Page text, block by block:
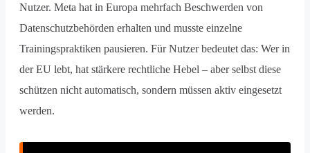
Nutzer. Meta hat in Europa mehrfach Beschwerden von
Datenschutzbehörden erhalten und musste einzelne
Trainingspraktiken pausieren. Für Nutzer bedeutet das: Wer in
der EU lebt, hat stärkere rechtliche Hebel – aber selbst diese
schützen nicht automatisch, sondern müssen aktiv eingesetzt
werden.